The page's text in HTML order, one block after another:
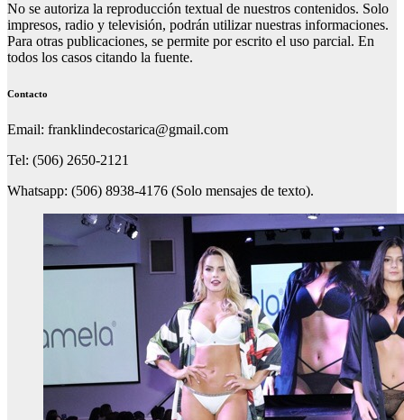
No se autoriza la reproducción textual de nuestros contenidos. Solo
impresos, radio y televisión, podrán utilizar nuestras informaciones.
Para otras publicaciones, se permite por escrito el uso parcial. En
todos los casos citando la fuente.
Contacto
Email: franklindecostarica@gmail.com
Tel: (506) 2650-2121
Whatsapp: (506) 8938-4176 (Solo mensajes de texto).